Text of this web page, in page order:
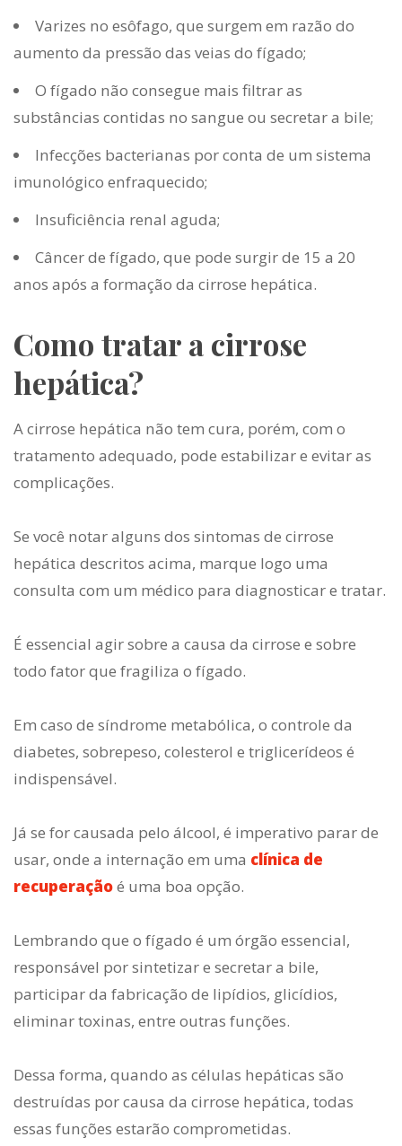
Varizes no esôfago, que surgem em razão do
aumento da pressão das veias do fígado;
O fígado não consegue mais filtrar as
substâncias contidas no sangue ou secretar a bile;
Infecções bacterianas por conta de um sistema
imunológico enfraquecido;
Insuficiência renal aguda;
Câncer de fígado, que pode surgir de 15 a 20
anos após a formação da cirrose hepática.
Como tratar a cirrose
hepática?
A cirrose hepática não tem cura, porém, com o
tratamento adequado, pode estabilizar e evitar as
complicações.
Se você notar alguns dos sintomas de cirrose
hepática descritos acima, marque logo uma
consulta com um médico para diagnosticar e tratar.
É essencial agir sobre a causa da cirrose e sobre
todo fator que fragiliza o fígado.
Em caso de síndrome metabólica, o controle da
diabetes, sobrepeso, colesterol e triglicerídeos é
indispensável.
Já se for causada pelo álcool, é imperativo parar de
usar, onde a internação em uma clínica de
recuperaçãoé uma boa opção.
Lembrando que o fígado é um órgão essencial,
responsável por sintetizar e secretar a bile,
participar da fabricação de lipídios, glicídios,
eliminar toxinas, entre outras funções.
Dessa forma, quando as células hepáticas são
destruídas por causa da cirrose hepática, todas
essas funções estarão comprometidas.